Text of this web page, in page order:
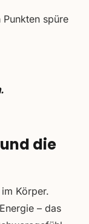
Punkten spüre
die
im Körper.
– das